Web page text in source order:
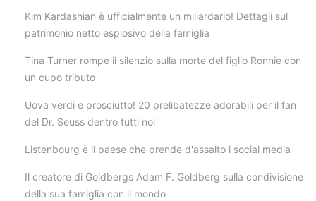
Kim Kardashian è ufficialmente un miliardario! Dettagli sul
patrimonio netto esplosivo della famiglia
Tina Turner rompe il silenzio sulla morte del figlio Ronnie con
un cupo tributo
Uova verdi e prosciutto! 20 prelibatezze adorabili per il fan
del Dr. Seuss dentro tutti noi
Listenbourg è il paese che prende d'assalto i social media
Il creatore di Goldbergs Adam F. Goldberg sulla condivisione
della sua famiglia con il mondo